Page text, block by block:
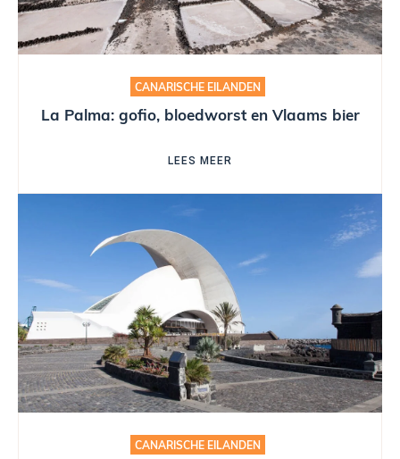
CANARISCHE EILANDEN
La Palma: gofio, bloedworst en Vlaams bier
LEES MEER
CANARISCHE EILANDEN